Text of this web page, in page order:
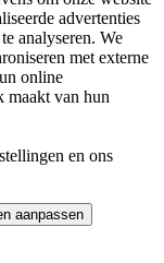
advertenties
analyseren. We
met externe
online
maakt van hun
en ons
aanpassen